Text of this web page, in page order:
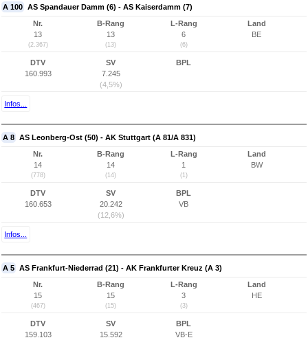
A 100 AS Spandauer Damm (6) - AS Kaiserdamm (7)
Nr.
13
(2.367)
B-Rang
13
(13)
L-Rang
6
(6)
Land
BE
DTV
160.993
SV
7.245
(4,5%)
BPL
Infos...
A 8 AS Leonberg-Ost (50) - AK Stuttgart (A 81/A 831)
Nr.
14
(778)
B-Rang
14
(14)
L-Rang
1
(1)
Land
BW
DTV
160.653
SV
20.242
(12,6%)
BPL
VB
Infos...
A 5 AS Frankfurt-Niederrad (21) - AK Frankfurter Kreuz (A 3)
Nr.
15
(467)
B-Rang
15
(15)
L-Rang
3
(3)
Land
HE
DTV
159.103
SV
15.592
BPL
VB-E